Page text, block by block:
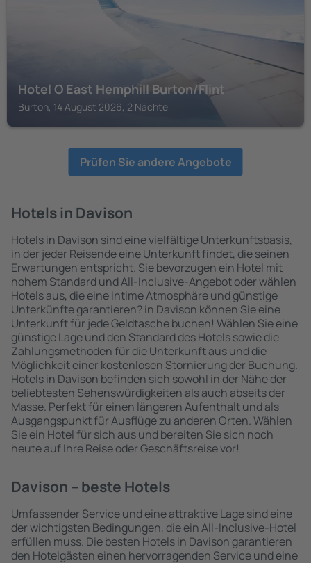
Hotel O East Hemphill Burton/Flint
Burton, 14 August 2026, 2 Nächte
Prüfen Sie andere Angebote
Hotels in Davison
Hotels in Davison sind eine vielfältige Unterkunftsbasis,
in der jeder Reisende eine Unterkunft findet, die seinen
Erwartungen entspricht. Sie bevorzugen ein Hotel mit
hohem Standard und All-Inclusive-Angebot oder wählen
Hotels aus, die eine intime Atmosphäre und günstige
Unterkünfte garantieren? in Davison können Sie eine
Unterkunft für jede Geldtasche buchen! Wählen Sie eine
günstige Lage und den Standard des Hotels sowie die
Zahlungsmethoden für die Unterkunft aus und die
Möglichkeit einer kostenlosen Stornierung der Buchung.
Hotels in Davison befinden sich sowohl in der Nähe der
beliebtesten Sehenswürdigkeiten als auch abseits der
Masse. Perfekt für einen längeren Aufenthalt und als
Ausgangspunkt für Ausflüge zu anderen Orten. Wählen
Sie ein Hotel für sich aus und bereiten Sie sich noch
heute auf Ihre Reise oder Geschäftsreise vor!
Davison – beste Hotels
Umfassender Service und eine attraktive Lage sind eine
der wichtigsten Bedingungen, die ein All-Inclusive-Hotel
erfüllen muss. Die besten Hotels in Davison garantieren
den Hotelgästen einen hervorragenden Service und eine